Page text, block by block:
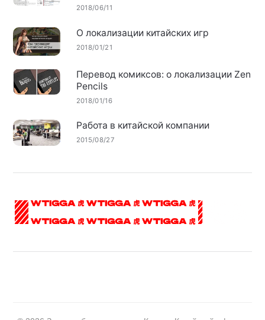
2018/06/11
О локализации китайских игр
2018/01/21
Перевод комиксов: о локализации Zen
Pencils
2018/01/16
Работа в китайской компании
2015/08/27